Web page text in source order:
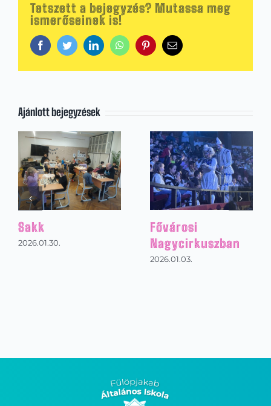
Tetszett a bejegyzés? Mutassa meg
ismerőseinek is!
FacebookTwitterLinkedInWhatsAppPinterestEmail:
Ajánlott bejegyzések
Sakk
2026.01.30.
Fővárosi
Nagycirkuszban
2026.01.03.